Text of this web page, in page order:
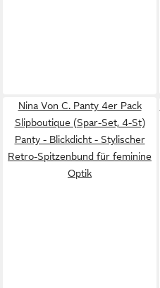
Nina Von C. Panty 4er Pack
Slipboutique (Spar-Set, 4-St)
Panty - Blickdicht - Stylischer
Retro-Spitzenbund für feminine
Optik